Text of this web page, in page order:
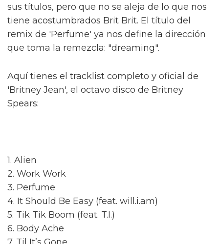
sus títulos, pero que no se aleja de lo que nos
tiene acostumbrados Brit Brit. El título del
remix de 'Perfume' ya nos define la dirección
que toma la remezcla: "dreaming".
Aquí tienes el tracklist completo y oficial de
'Britney Jean', el octavo disco de Britney
Spears:
1. Alien
2. Work Work
3. Perfume
4. It Should Be Easy (feat. will.i.am)
5. Tik Tik Boom (feat. T.I.)
6. Body Ache